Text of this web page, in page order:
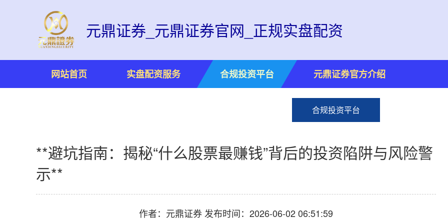
元鼎证券_元鼎证券官网_正规实盘配资
网站首页 实盘配资服务 合规投资平台 元鼎证券官方介绍
合规投资平台
**避坑指南：揭秘“什么股票最赚钱”背后的投资陷阱与风险警
示**
作者：元鼎证券 发布时间：2026-06-02 06:51:59